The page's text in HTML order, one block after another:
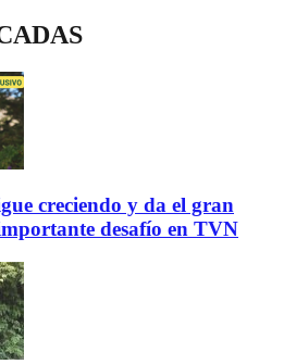
creciendo y da el gran
desafío en TVN